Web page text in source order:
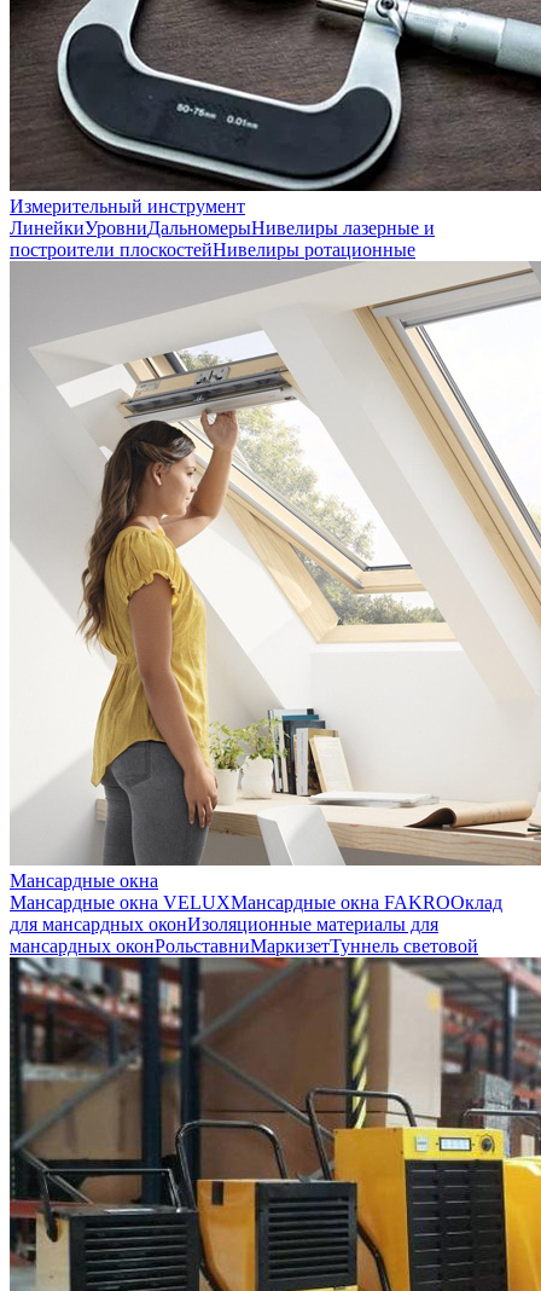
Измерительный инструмент
ЛинейкиУровниДальномерыНивелиры лазерные и
построители плоскостейНивелиры ротационные
Мансардные окна
Мансардные окна VELUXМансардные окна FAKROОклад
для мансардных оконИзоляционные материалы для
мансардных оконРольставниМаркизетТуннель световой